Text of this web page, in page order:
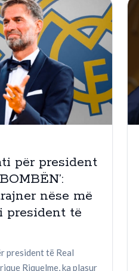
për president
nëse më
president të
president të Real
Riquelme, ka plasur